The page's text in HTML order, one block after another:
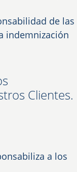
de las
indemnización
Clientes.
a los